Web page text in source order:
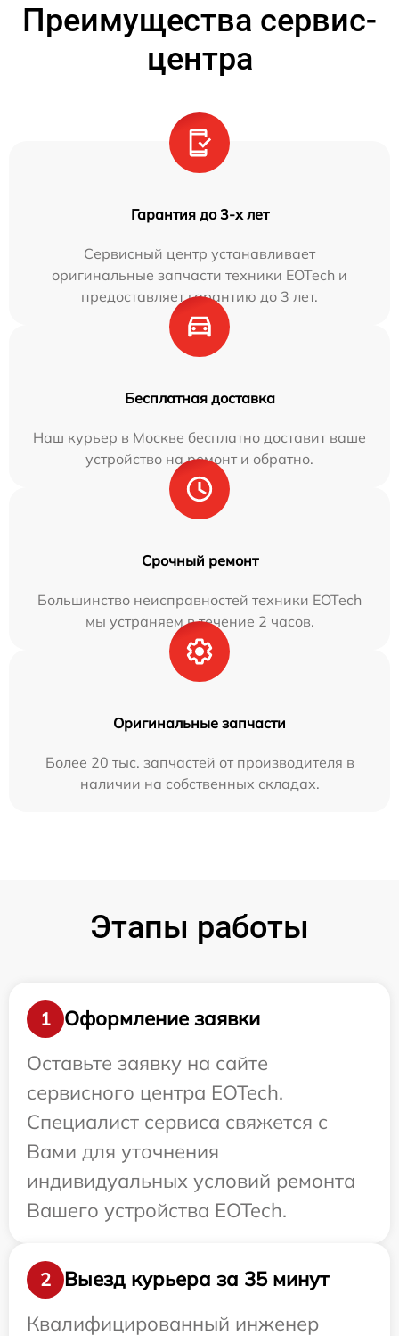
Преимущества сервис-
центра
Гарантия до 3-х лет
Сервисный центр устанавливает
оригинальные запчасти техники EOTech и
предоставляет гарантию до 3 лет.
Бесплатная доставка
Наш курьер в Москве бесплатно доставит ваше
устройство на ремонт и обратно.
Срочный ремонт
Большинство неисправностей техники EOTech
мы устраняем в течение 2 часов.
Оригинальные запчасти
Более 20 тыс. запчастей от производителя в
наличии на собственных складах.
Этапы работы
1
Оформление заявки
Оставьте заявку на сайте
сервисного центра EOTech.
Специалист сервиса свяжется с
Вами для уточнения
индивидуальных условий ремонта
Вашего устройства EOTech.
2
Выезд курьера за 35 минут
Квалифицированный инженер